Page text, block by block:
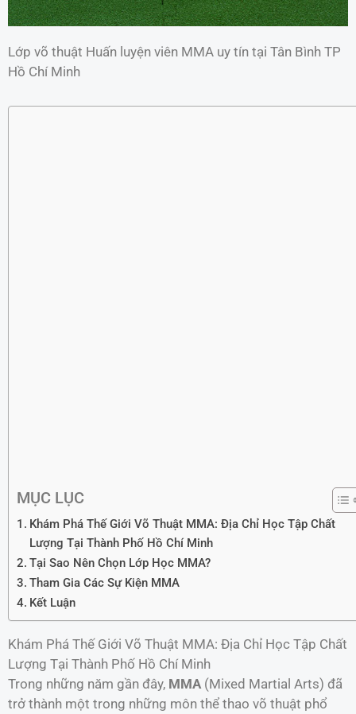
Lớp võ thuật Huấn luyện viên MMA uy tín tại Tân Bình TP
Hồ Chí Minh
MỤC LỤC
Khám Phá Thế Giới Võ Thuật MMA: Địa Chỉ Học Tập Chất
Lượng Tại Thành Phố Hồ Chí Minh
Tại Sao Nên Chọn Lớp Học MMA?
Tham Gia Các Sự Kiện MMA
Kết Luận
Khám Phá Thế Giới Võ Thuật MMA: Địa Chỉ Học Tập Chất
Lượng Tại Thành Phố Hồ Chí Minh
Trong những năm gần đây, MMA (Mixed Martial Arts) đã
trở thành một trong những môn thể thao võ thuật phổ